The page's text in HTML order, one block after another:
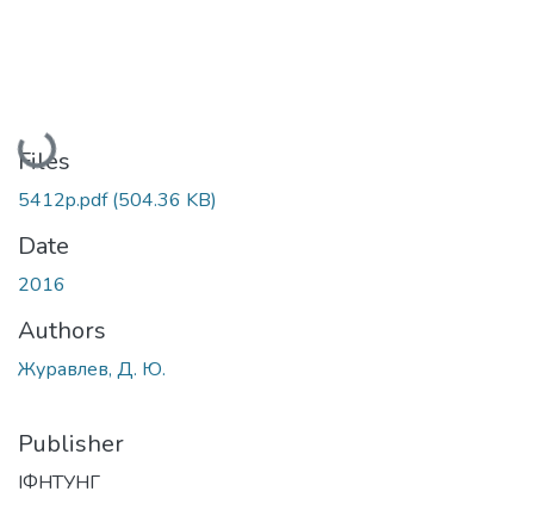
Loading...
Files
5412p.pdf(504.36 KB)
Date
2016
Authors
Журавлев, Д. Ю.
Publisher
ІФНТУНГ